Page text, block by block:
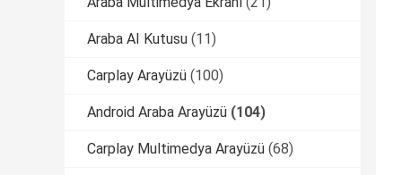
Araba AI Kutusu (11)
Carplay Arayüzü (100)
Android Araba Arayüzü (104)
Carplay Multimedya Arayüzü (68)